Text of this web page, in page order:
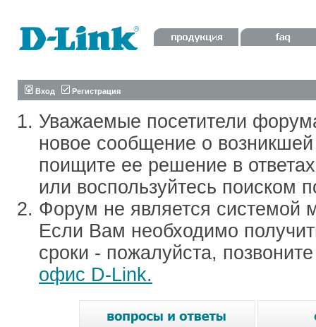
Вход Регистрация
Уважаемые посетители
новое сообщение о
поищите ее решение в
или воспользуйтесь поиском
Форум не является системой
Если Вам необходимо
сроки - пожалуйста,
офис D-Link.